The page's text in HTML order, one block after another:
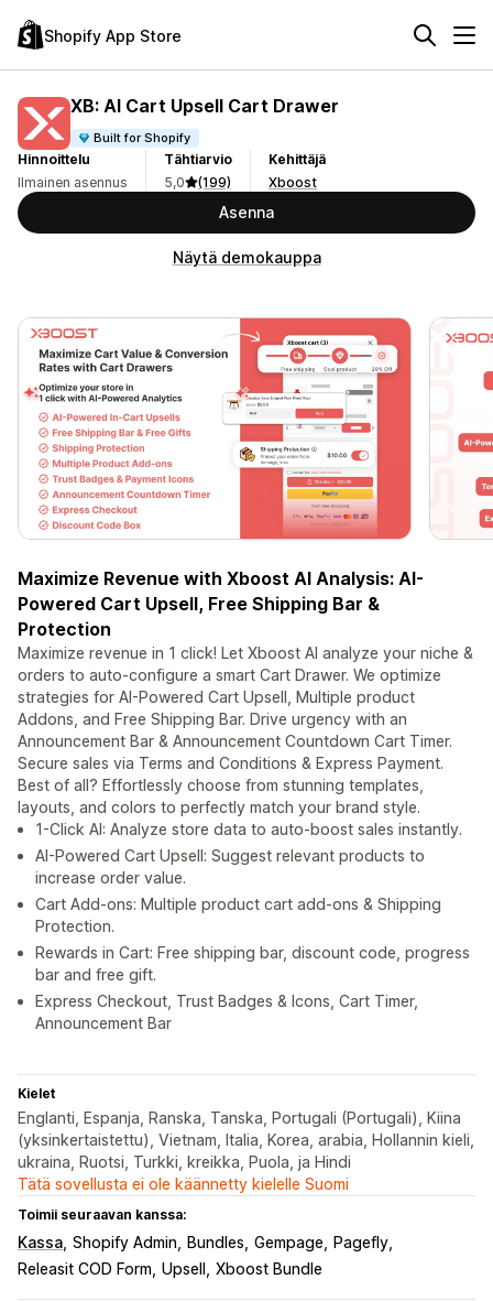
Shopify App Store
XB: AI Cart Upsell Cart Drawer
Built for Shopify
Hinnoittelu
Ilmainen asennus
Tähtiarvio
5,0
(199)
Kehittäjä
Xboost
Asenna
Näytä demokauppa
Maximize Revenue with Xboost AI Analysis: AI-
Powered Cart Upsell, Free Shipping Bar &
Protection
Maximize revenue in 1 click! Let Xboost AI analyze your niche &
orders to auto-configure a smart Cart Drawer. We optimize
strategies for AI-Powered Cart Upsell, Multiple product
Addons, and Free Shipping Bar. Drive urgency with an
Announcement Bar & Announcement Countdown Cart Timer.
Secure sales via Terms and Conditions & Express Payment.
Best of all? Effortlessly choose from stunning templates,
layouts, and colors to perfectly match your brand style.
1-Click AI: Analyze store data to auto-boost sales instantly.
AI-Powered Cart Upsell: Suggest relevant products to
increase order value.
Cart Add-ons: Multiple product cart add-ons & Shipping
Protection.
Rewards in Cart: Free shipping bar, discount code, progress
bar and free gift.
Express Checkout, Trust Badges & Icons, Cart Timer,
Announcement Bar
Kielet
Englanti, Espanja, Ranska, Tanska, Portugali (Portugali), Kiina
(yksinkertaistettu), Vietnam, Italia, Korea, arabia, Hollannin kieli,
ukraina, Ruotsi, Turkki, kreikka, Puola, ja Hindi
Tätä sovellusta ei ole käännetty kielelle Suomi
Toimii seuraavan kanssa:
Kassa Shopify Admin Bundles Gempage
Pagefly
Releasit COD Form Upsell Xboost Bundle